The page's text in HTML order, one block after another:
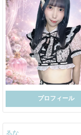
プロフィール
るな